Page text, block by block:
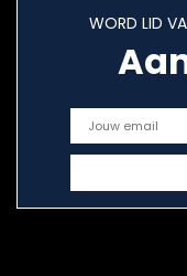
WORD LID